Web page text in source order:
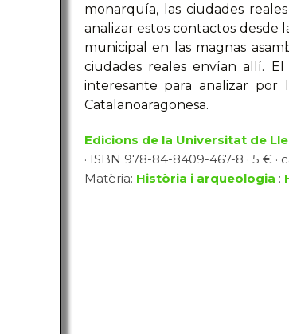
monarquía, las ciudades
analizar estos contactos desde
municipal en las magnas
ciudades reales envían allí.
interesante para analizar por
Catalanoaragonesa.
Edicions de la Universitat de
· ISBN 978-84-8409-467-8 · 5 € ·
Matèria: Història i arqueologia :